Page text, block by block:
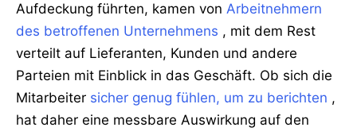
Aufdeckung führten, kamen von Arbeitnehmern
des betroffenen Unternehmens , mit dem Rest
verteilt auf Lieferanten, Kunden und andere
Parteien mit Einblick in das Geschäft. Ob sich die
Mitarbeiter sicher genug fühlen, um zu berichten ,
hat daher eine messbare Auswirkung auf den